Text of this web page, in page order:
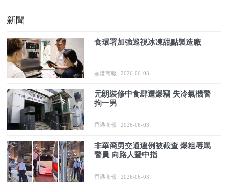
新聞
食環署加強巡視冰凍甜點製造廠
香港商報 2026-06-03
元朗裝修中食肆遭爆竊 失冷氣機警
拘一男
香港商報 2026-06-03
非華裔男交通違例被截查 爆粗辱罵
警員 向路人豎中指
香港商報 2026-06-03